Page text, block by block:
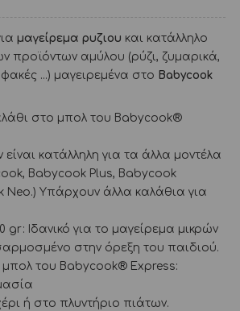
μαγείρεμα ρυζιου και κατάλληλο
προϊόντων αμύλου (ρύζι, ζυμαρικά,
φακές …) μαγειρεμένα στο Babycook
στο μπολ του Babycook®
κατάλληλη για τα άλλα μοντέλα
Babycook Plus, Babycook
Neo.) Υπάρχουν άλλα καλάθια για
gr: Ιδανικό για το μαγείρεμα μικρών
στην όρεξη του παιδιού.
μπολ του Babycook® Express:
ή στο πλυντήριο πιάτων.